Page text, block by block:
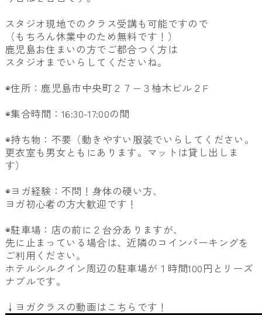
スタジオ現地でのクラス受講も可能ですので
（もちろん休業中のため無料です！）
鹿児島お住まいの方でご都合つく方は
スタジオまでいらしてくださいね。
◉住所：鹿児島市中央町２７−３柚木ビル２F
◉集合時間：16:30-17:00の間
◉持ち物：不要（動きやすい服装でいらしてください。
更衣室も男女ともにあります。マットは貸し出しま
す）
◉ヨガ経験：不問！身体の硬い方、
ヨガ初心者の方大歓迎です！
◉駐車場：店の前に２台分ありますが、
先に止まっている場合は、近隣のコインパーキングを
ご利用ください。
ホテルシルクイン周辺の駐車場が１時間100円とリーズ
ナブルです。
↓ヨガクラスの動画はこちらです！